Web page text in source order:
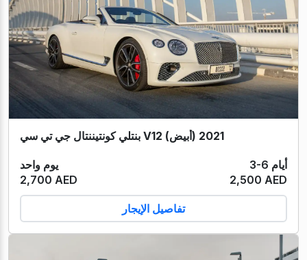
بنتلي كونتيننتال جي تي سي V12 (أبيض) 2021
يوم واحد
3-6 أيام
2,700 AED
2,500 AED
تفاصيل الإيجار